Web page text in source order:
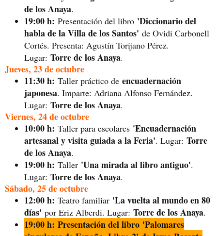
de los Anaya.
19:00 h: Presentación del libro 'Diccionario del
habla de la Villa de los Santos' de Ovidi Carbonell
Cortés. Presenta: Agustín Torijano Pérez.
Lugar: Torre de los Anaya.
Jueves, 23 de octubre
11:30 h: Taller práctico de encuadernación
japonesa. Imparte: Adriana Alfonso Fernández.
Lugar: Torre de los Anaya.
Viernes, 24 de octubre
10:00 h: Taller para escolares 'Encuadernación
artesanal y visita guiada a la Feria'. Lugar: Torre
de los Anaya.
19:00 h: Taller 'Una mirada al libro antiguo'.
Lugar: Torre de los Anaya.
Sábado, 25 de octubre
12:00 h: Teatro familiar 'La vuelta al mundo en 80
días' por Eriz Alberdi. Lugar: Torre de los Anaya.
19:00 h: Presentación del libro 'Palomares